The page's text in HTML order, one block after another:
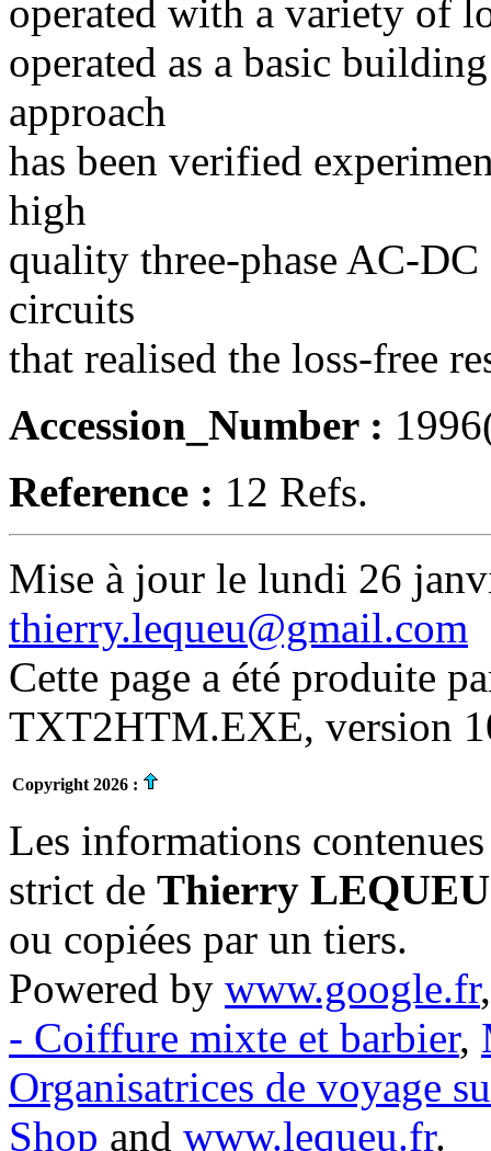
operated with a variety of
operated as a basic
approach
has been verified
high
quality three-phase AC-
circuits
that realised the loss-free
Accession_Number :
Reference : 12 Refs.
Mise à jour le lundi 26
thierry.lequeu@gmail.com
Cette page a été produite
TXT2HTM.EXE, version
Copyright 2026 :
Les informations
strict de Thierry LEQUEU
ou copiées par un tiers.
Powered by www.google.fr
- Coiffure mixte et barbier,
Organisatrices de voyage
Shop and www.lequeu.fr.